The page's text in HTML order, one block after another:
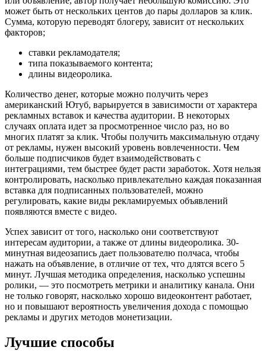
может быть от нескольких центов до пары долларов за клик.
Сумма, которую переводят блогеру, зависит от нескольких
факторов;
ставки рекламодателя;
типа показываемого контента;
длины видеоролика.
Количество денег, которые можно получить через
американский Ютуб, варьируется в зависимости от характера
рекламных вставок и качества аудитории. В некоторых
случаях оплата идет за просмотренное число раз, но во
многих платят за клик. Чтобы получить максимальную отдачу
от рекламы, нужен высокий уровень вовлеченности. Чем
больше подписчиков будет взаимодействовать с
интеграциями, тем быстрее будет расти заработок. Хотя нельзя
контролировать, насколько привлекательно каждая показанная
вставка для подписанных пользователей, можно
регулировать, какие виды рекламируемых объявлений
появляются вместе с видео.
Успех зависит от того, насколько они соответствуют
интересам аудитории, а также от длины видеоролика. 30-
минутная видеозапись дает пользователю полчаса, чтобы
нажать на объявление, в отличие от тех, что длятся всего 5
минут. Лучшая методика определения, насколько успешны
ролики, — это посмотреть метрики и аналитику канала. Они
не только говорят, насколько хорошо видеоконтент работает,
но и повышают вероятность увеличения дохода с помощью
рекламы и других методов монетизации.
Лучшие способы